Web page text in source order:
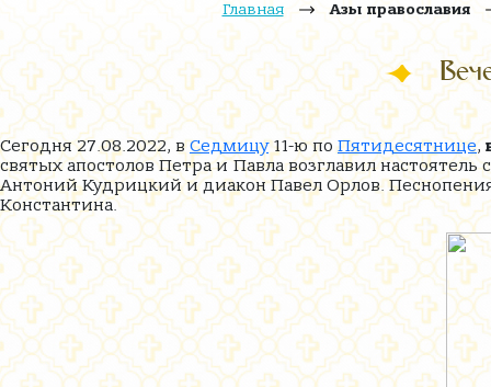
Главная Азы православия
Сегодня 27.08.2022, вСедмицу11-ю поПятидесятнице,
святых апостолов Петра и Павла возглавил
Антоний Кудрицкий и диакон Павел Орлов.
Константина.